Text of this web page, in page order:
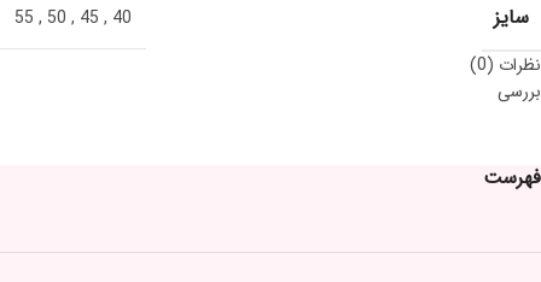
سایز 40
,
45
,
50
,
55
نظرات (0)
بررسی
فهرست